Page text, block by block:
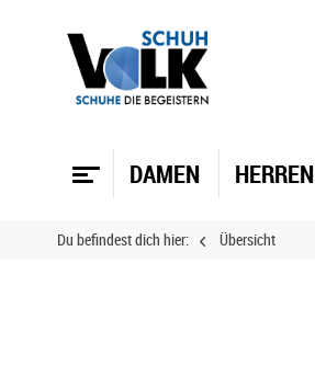
DAMEN HERREN
Du befindest dich hier: Übersicht